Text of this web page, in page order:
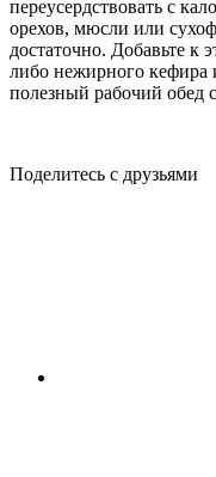
переусердствовать с
орехов, мюсли или
достаточно. Добавьте к
либо нежирного кефира
полезный рабочий обед
Поделитесь с друзьями